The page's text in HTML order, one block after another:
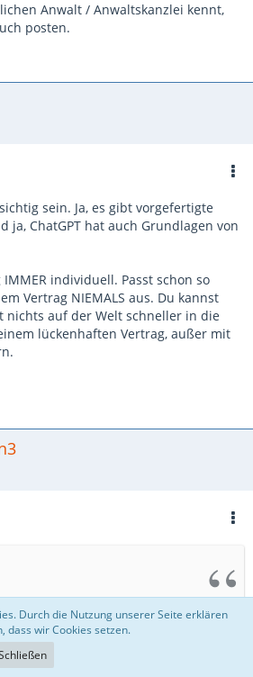
Anwalt / Anwaltskanzlei kennt,
posten.
sein. Ja, es gibt vorgefertigte
ja, ChatGPT hat auch Grundlagen von
individuell. Passt schon so
Vertrag NIEMALS aus. Du kannst
nichts auf der Welt schneller in die
lückenhaften Vertrag, außer mit
sein. Ja, es gibt vorgefertigte
ja, ChatGPT hat auch Grundlagen von
Durch die Nutzung unserer Seite erklären
dass wir Cookies setzen.